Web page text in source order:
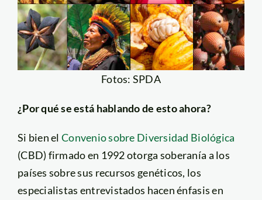
Fotos: SPDA
¿Por qué se está hablando de esto ahora?
Si bien el Convenio sobre Diversidad Biológica
(CBD) firmado en 1992 otorga soberanía a los
países sobre sus recursos genéticos, los
especialistas entrevistados hacen énfasis en